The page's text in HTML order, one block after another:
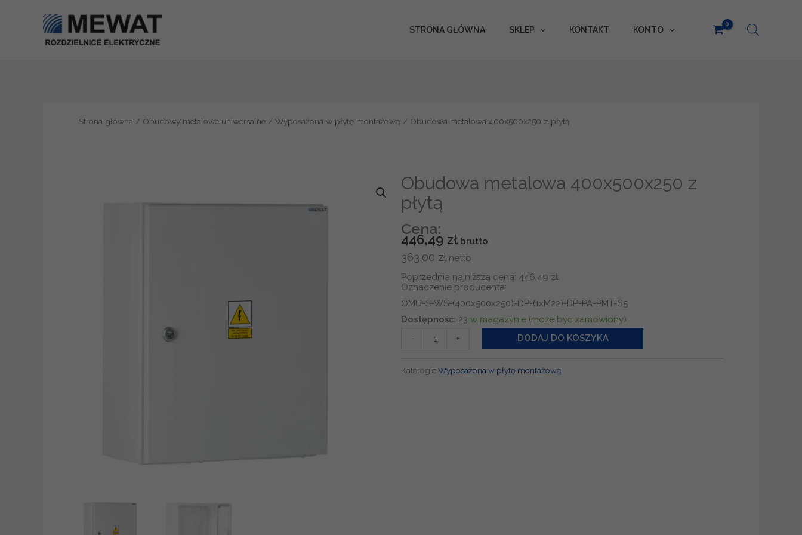
STRONA GŁÓWNA SKLEP KONTAKT KONTO
Strona główna / Obudowy metalowe uniwersalne / Wyposażona w płytę montażową / Obudowa metalowa 400x500x250 z płytą
Obudowa metalowa 400x500x250 z
płytą
Cena:
446,49 zł
363,00 zł
Poprzednia najniższa cena: 446,49 zł.
Oznaczenie producenta:
OMU-S-WS-(400x500x250)-DP-(1xM22)-BP-PA-PMT-65
Dostępność: 23 w magazynie (może być zamówiony)
-
ilość
Obudowa
400x500x250
+ DODAJ DO KOSZYKA
KaterogieWyposażona w płytę montażową